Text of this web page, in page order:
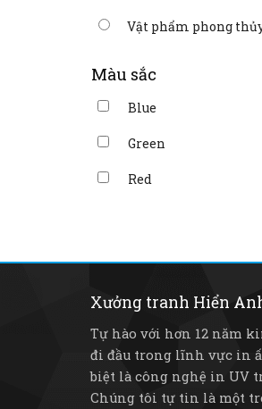
Vật phẩm phong
Màu sắc
Blue
Green
Red
Xưởng tranh Hiển
Tự hào với hơn 12 năm
đi đầu trong lĩnh vực in
biệt là công nghệ in UV
Chúng tôi tự tin là một